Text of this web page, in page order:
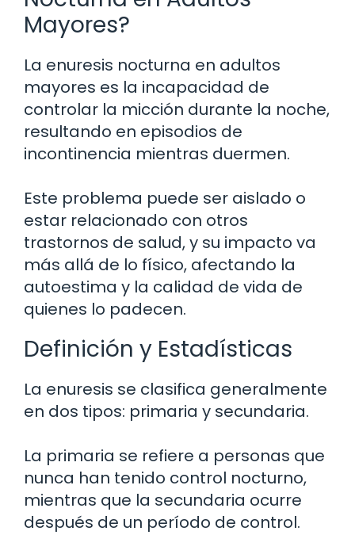
Mayores?
La enuresis nocturna en adultos
mayores es la incapacidad de
controlar la micción durante la noche,
resultando en episodios de
incontinencia mientras duermen.
Este problema puede ser aislado o
estar relacionado con otros
trastornos de salud, y su impacto va
más allá de lo físico, afectando la
autoestima y la calidad de vida de
quienes lo padecen.
Definición y Estadísticas
La enuresis se clasifica generalmente
en dos tipos: primaria y secundaria.
La primaria se refiere a personas que
nunca han tenido control nocturno,
mientras que la secundaria ocurre
después de un período de control.